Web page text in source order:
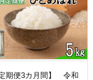
定期便3カ月間】 令和